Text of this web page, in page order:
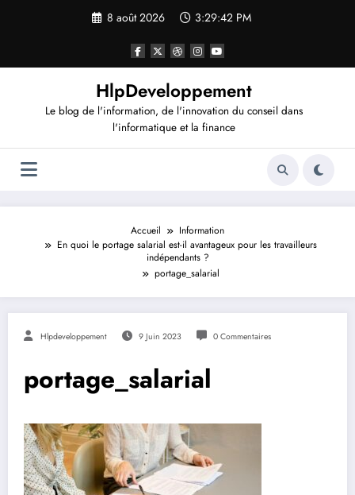
8 août 2026 3:29:42 PM
HlpDeveloppement
Le blog de l'information, de l'innovation du conseil dans
l'informatique et la finance
Accueil
Information
En quoi le portage salarial est-il avantageux pour les travailleurs
indépendants ?
portage_salarial
Hlpdeveloppement 9 Juin 2023 0 Commentaires
portage_salarial